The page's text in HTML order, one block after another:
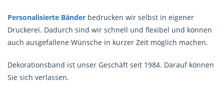
Personalisierte Bänder bedrucken wir selbst in eigener
Druckerei. Dadurch sind wir schnell und flexibel und können
auch ausgefallene Wünsche in kurzer Zeit möglich machen.
Dekorationsband ist unser Geschäft seit 1984. Darauf können
Sie sich verlassen.